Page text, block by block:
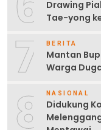
Drawing
Tae-yong
7 BERITA
Mantan
Warga
8 NASIONAL
Didukung